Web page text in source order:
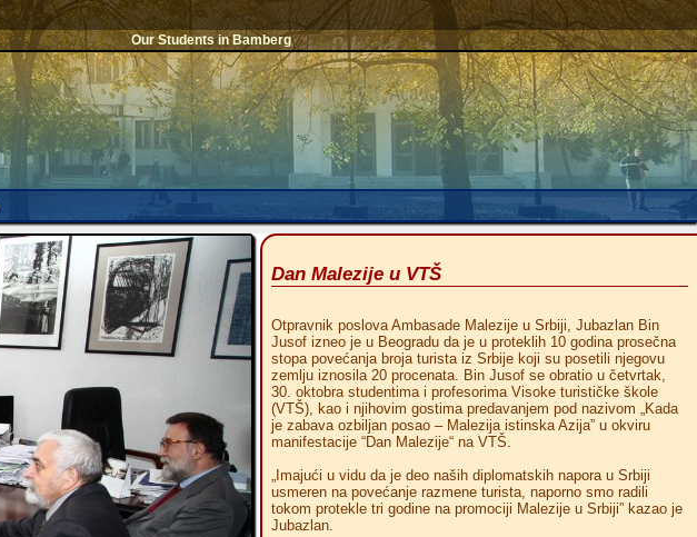
Our Students in Bamberg
Dan Malezije u VTŠ
Otpravnik poslova Ambasade Malezije u Srbiji, Jubazlan Bin
Jusof izneo je u Beogradu da je u proteklih 10 godina prosečna
stopa povećanja broja turista iz Srbije koji su posetili njegovu
zemlju iznosila 20 procenata. Bin Jusof se obratio u četvrtak,
30. oktobra studentima i profesorima Visoke turističke škole
(VTŠ), kao i njihovim gostima predavanjem pod nazivom „Kada
je zabava ozbiljan posao – Malezija istinska Azija” u okviru
manifestacije “Dan Malezije“ na VTŠ.
„Imajući u vidu da je deo naših diplomatskih napora u Srbiji
usmeren na povećanje razmene turista, naporno smo radili
tokom protekle tri godine na promociji Malezije u Srbiji” kazao je
Jubazlan.